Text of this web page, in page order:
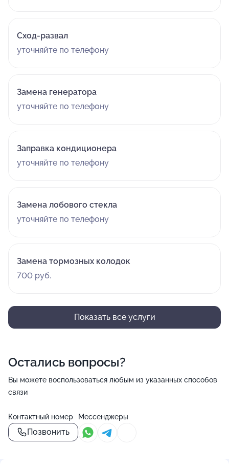
Сход-развал
уточняйте по телефону
Замена генератора
уточняйте по телефону
Заправка кондиционера
уточняйте по телефону
Замена лобового стекла
уточняйте по телефону
Замена тормозных колодок
700 руб.
Показать все услуги
Остались вопросы?
Вы можете воспользоваться любым из указанных способов
связи
Контактный номер
Позвонить
Мессенджеры